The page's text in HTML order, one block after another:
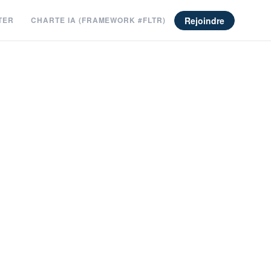
CHARTE IA (FRAMEWORK #FLTR) Rejoindre